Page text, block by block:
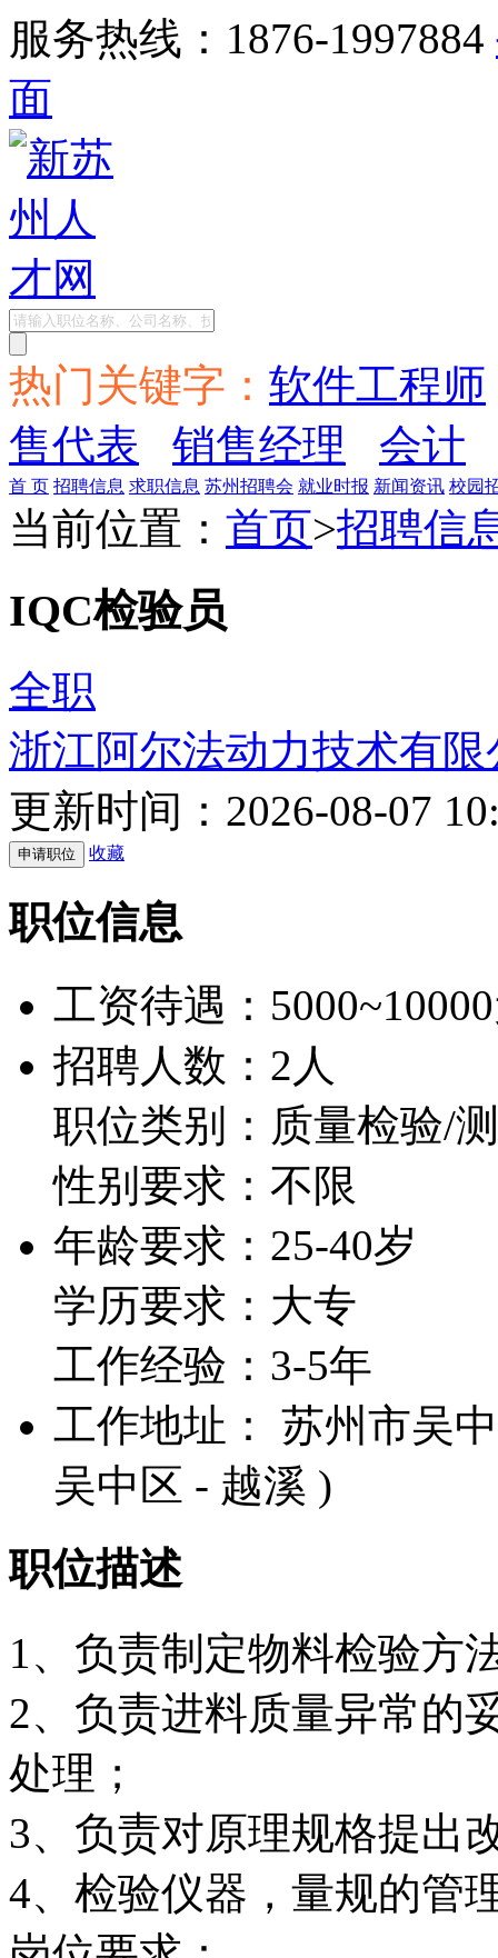
服务热线：1876-1997884
面
热门关键字： 软件工程师
售代表
销售经理 会计
首 页 招聘信息 求职信息 苏州招聘会 就业时报 新闻资讯 校园
当前位置： 首页>招聘信
IQC检验员
全职
浙江阿尔法动力技术有限
更新时间：2026-08-07
收藏
职位信息
工资待遇：
招聘人数：2人
职位类别：质量检验/
性别要求：不限
年龄要求：25-40岁
学历要求：大专
工作经验：3-5年
工作地址： 苏州市吴
吴中区 - 越溪 )
职位描述
1、负责制定物料检验方
2、负责进料质量异常的
处理；
3、负责对原理规格提出
4、检验仪器，量规的管